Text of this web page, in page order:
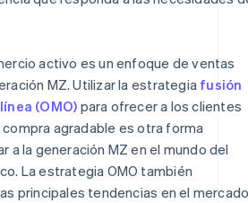
activo es un enfoque de ventas
MZ. Utilizar la estrategia fusión
(OMO) para ofrecer a los clientes
agradable es otra forma
a la generación MZ en el mundo del
La estrategia OMO también
principales tendencias en el